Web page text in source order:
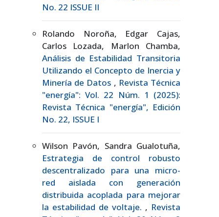
No. 22 ISSUE II
Rolando Noroña, Edgar Cajas,
Carlos Lozada, Marlon Chamba,
Análisis de Estabilidad Transitoria
Utilizando el Concepto de Inercia y
Minería de Datos , Revista Técnica
"energía": Vol. 22 Núm. 1 (2025):
Revista Técnica "energía", Edición
No. 22, ISSUE I
Wilson Pavón, Sandra Gualotuña,
Estrategia de control robusto
descentralizado para una micro-
red aislada con generación
distribuida acoplada para mejorar
la estabilidad de voltaje. , Revista